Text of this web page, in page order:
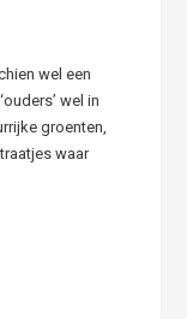
wel een
wel in
groenten,
waar